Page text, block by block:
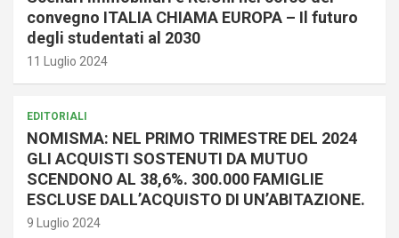
convegno ITALIA CHIAMA EUROPA – Il futuro
degli studentati al 2030
11 Luglio 2024
EDITORIALI
NOMISMA: NEL PRIMO TRIMESTRE DEL 2024
GLI ACQUISTI SOSTENUTI DA MUTUO
SCENDONO AL 38,6%. 300.000 FAMIGLIE
ESCLUSE DALL’ACQUISTO DI UN’ABITAZIONE.
9 Luglio 2024